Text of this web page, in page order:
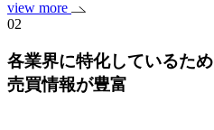
view more
02
各業界に特化しているため
売買情報が豊富